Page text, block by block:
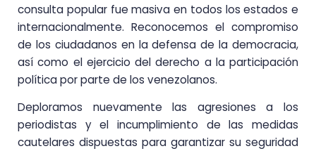
consulta popular fue masiva en todos los estados e
internacionalmente. Reconocemos el compromiso
de los ciudadanos en la defensa de la democracia,
así como el ejercicio del derecho a la participación
política por parte de los venezolanos.
Deploramos nuevamente las agresiones a los
periodistas y el incumplimiento de las medidas
cautelares dispuestas para garantizar su seguridad